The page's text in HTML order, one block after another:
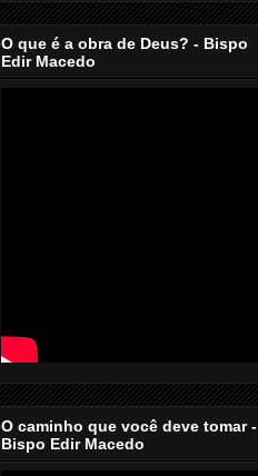
O que é a obra de Deus? - Bispo
Edir Macedo
O caminho que você deve tomar -
Bispo Edir Macedo